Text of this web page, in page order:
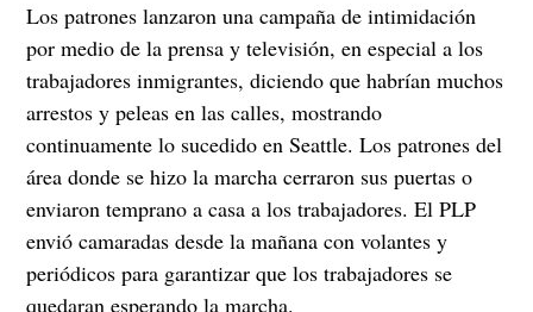
Los patrones lanzaron una campaña de intimidación
por medio de la prensa y televisión, en especial a los
trabajadores inmigrantes, diciendo que habrían muchos
arrestos y peleas en las calles, mostrando
continuamente lo sucedido en Seattle. Los patrones del
área donde se hizo la marcha cerraron sus puertas o
enviaron temprano a casa a los trabajadores. El PLP
envió camaradas desde la mañana con volantes y
periódicos para garantizar que los trabajadores se
quedaran esperando la marcha.